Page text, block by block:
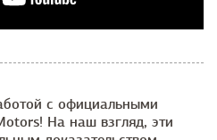
с официальными
На наш взгляд, эти